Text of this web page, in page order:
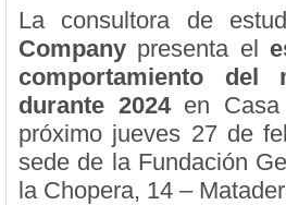
La consultora de
Company presenta el
comportamiento
durante 2024en Casa
próximo jueves 27 de
sede de la Fundación
la Chopera, 14 –